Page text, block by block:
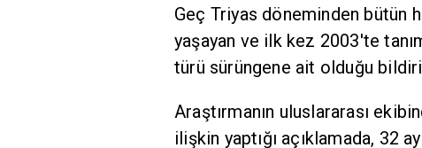
Geç Triyas döneminden bütün
yaşayan ve ilk kez 2003'te
türü sürüngene ait olduğu
Araştırmanın uluslararası
ilişkin yaptığı açıklamada, 32